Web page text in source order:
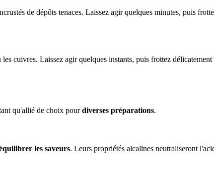
de dépôts tenaces. Laissez agir quelques minutes, puis
cuivres. Laissez agir quelques instants, puis frottez
qu'allié de choix pourdiverses préparations.
les saveurs. Leurs propriétés alcalines neutraliseront